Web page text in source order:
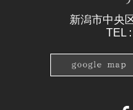
新潟市中央
TEL :